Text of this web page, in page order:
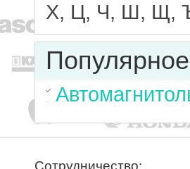
Х, Ц, Ч, Ш, Щ,
Сотрудничество: